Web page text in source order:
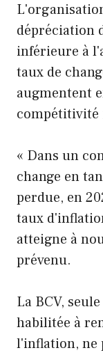
dépréciation
inférieure à
taux de
augmentent
compétitivité
« Dans un
change en
perdue, en
taux
atteigne à
prévenu.
La BCV,
habilitée à
l'inflation, ne